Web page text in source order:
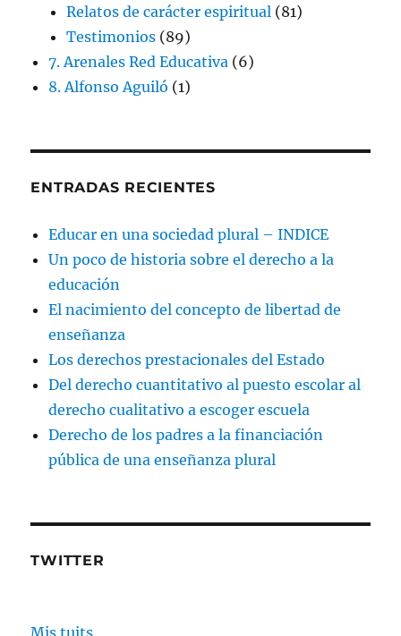
Relatos de carácter espiritual (81)
Testimonios (89)
7. Arenales Red Educativa (6)
8. Alfonso Aguiló (1)
ENTRADAS RECIENTES
Educar en una sociedad plural – INDICE
Un poco de historia sobre el derecho a la
educación
El nacimiento del concepto de libertad de
enseñanza
Los derechos prestacionales del Estado
Del derecho cuantitativo al puesto escolar al
derecho cualitativo a escoger escuela
Derecho de los padres a la financiación
pública de una enseñanza plural
TWITTER
Mis tuits